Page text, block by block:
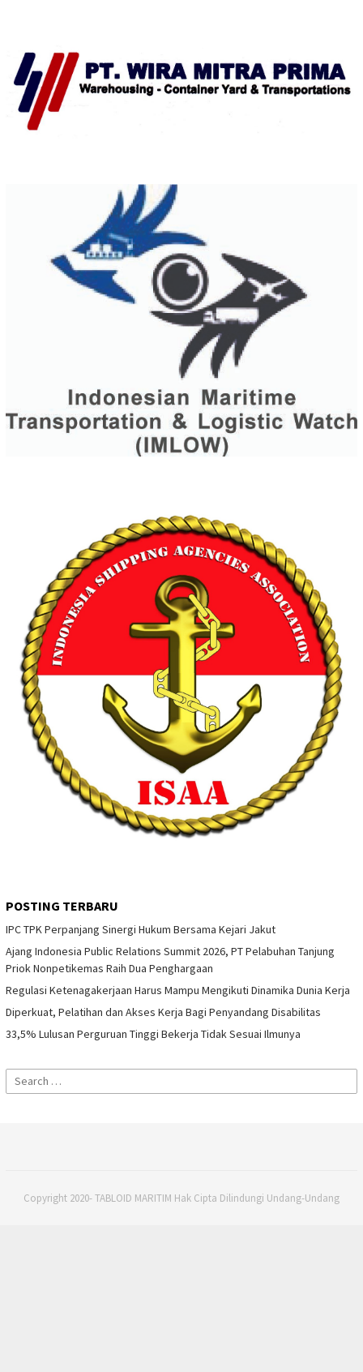
POSTING TERBARU
IPC TPK Perpanjang Sinergi Hukum Bersama Kejari Jakut
Ajang Indonesia Public Relations Summit 2026, PT Pelabuhan Tanjung
Priok Nonpetikemas Raih Dua Penghargaan
Regulasi Ketenagakerjaan Harus Mampu Mengikuti Dinamika Dunia Kerja
Diperkuat, Pelatihan dan Akses Kerja Bagi Penyandang Disabilitas
33,5% Lulusan Perguruan Tinggi Bekerja Tidak Sesuai Ilmunya
Search
for:
Copyright 2020- TABLOID MARITIM Hak Cipta Dilindungi Undang-Undang